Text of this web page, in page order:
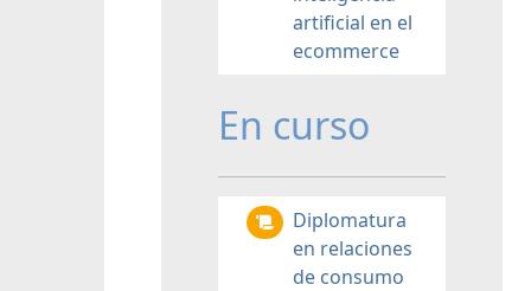
artificial en el
ecommerce
En curso
Diplomatura
en relaciones
de consumo